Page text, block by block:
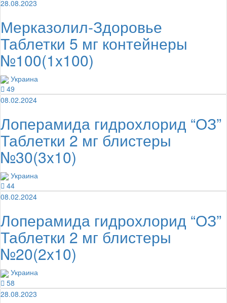
28.08.2023
Мерказолил-Здоровье
Таблетки 5 мг контейнеры
№100(1x100)
Украина
49
08.02.2024
Лоперамида гидрохлорид “ОЗ”
Таблетки 2 мг блистеры
№30(3x10)
Украина
44
08.02.2024
Лоперамида гидрохлорид “ОЗ”
Таблетки 2 мг блистеры
№20(2x10)
Украина
58
28.08.2023